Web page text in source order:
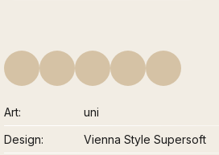
Art
uni
Design
Vienna Style Supersoft